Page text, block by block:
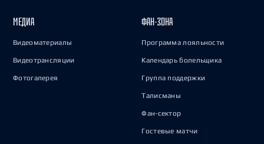
МЕДИА
Видеоматериалы
Видеотрансляции
Фотогалерея
ФАН-ЗОНА
Программа лояльности
Календарь болельщика
Группа поддержки
Талисманы
Фан-сектор
Гостевые матчи